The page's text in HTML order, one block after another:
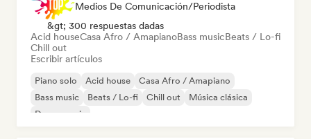
Medios De Comunicación/Periodista
&gt; 300 respuestas dadas
Acid houseCasa Afro / AmapianoBass musicBeats / Lo-fi
Chill out
Escribir artículos
Piano solo Acid house
Casa Afro / Amapiano
Bass music
Beats / Lo-fi Chill out
Música clásica
Dance music